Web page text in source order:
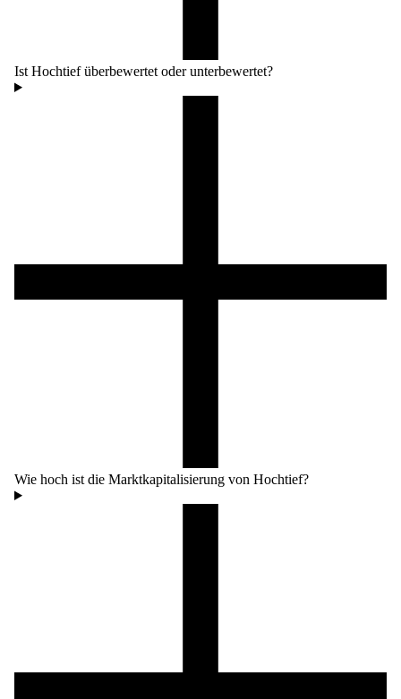
Ist Hochtief überbewertet oder unterbewertet?
Wie hoch ist die Marktkapitalisierung von Hochtief?